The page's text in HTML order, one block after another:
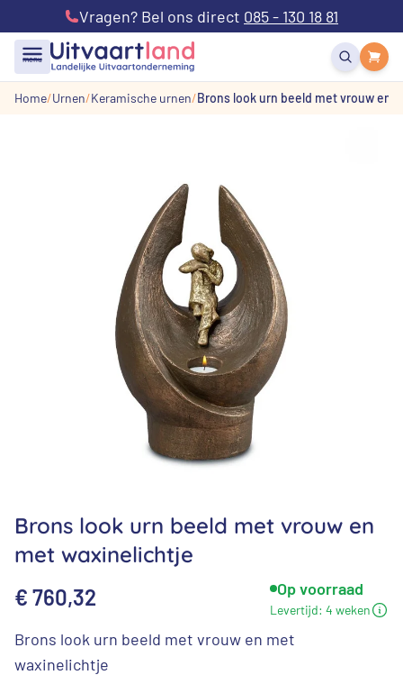
Vragen? Bel ons direct 085 - 130 18 81
menu
Home Urnen Keramische urnen Brons look urn beeld met vrouw en
Brons look urn beeld met vrouw en
met waxinelichtje
€ 760,32 Op voorraad
Levertijd: 4 weken
Brons look urn beeld met vrouw en met
waxinelichtje